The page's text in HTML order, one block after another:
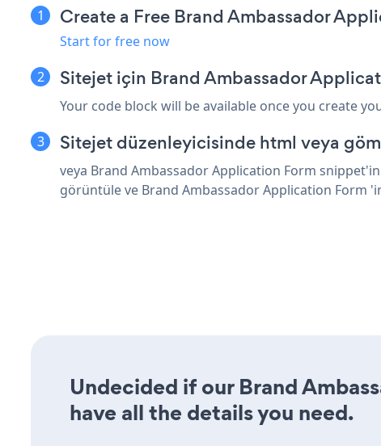
Create a Free Brand Ambassador
Start for free now
Sitejet için Brand Ambassador
Your code block will be available once you create
Sitejet düzenleyicisinde html veya
veya Brand Ambassador Application Form
görüntüle ve Brand Ambassador Application Form
Undecided if our Brand
have all the details you need.